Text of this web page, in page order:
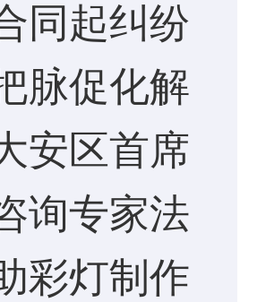
同起纠纷
脉促化解
区首席
询专家法
彩灯制作